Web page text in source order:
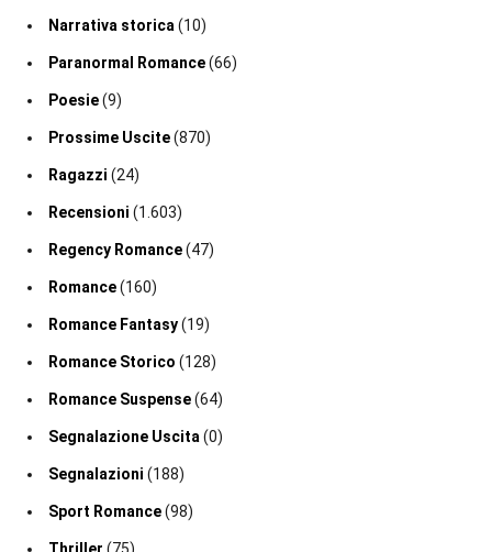
Narrativa storica(10)
Paranormal Romance(66)
Poesie(9)
Prossime Uscite(870)
Ragazzi (24)
Recensioni (1.603)
Regency Romance(47)
Romance(160)
Romance Fantasy(19)
Romance Storico (128)
Romance Suspense(64)
Segnalazione Uscita(0)
Segnalazioni (188)
Sport Romance(98)